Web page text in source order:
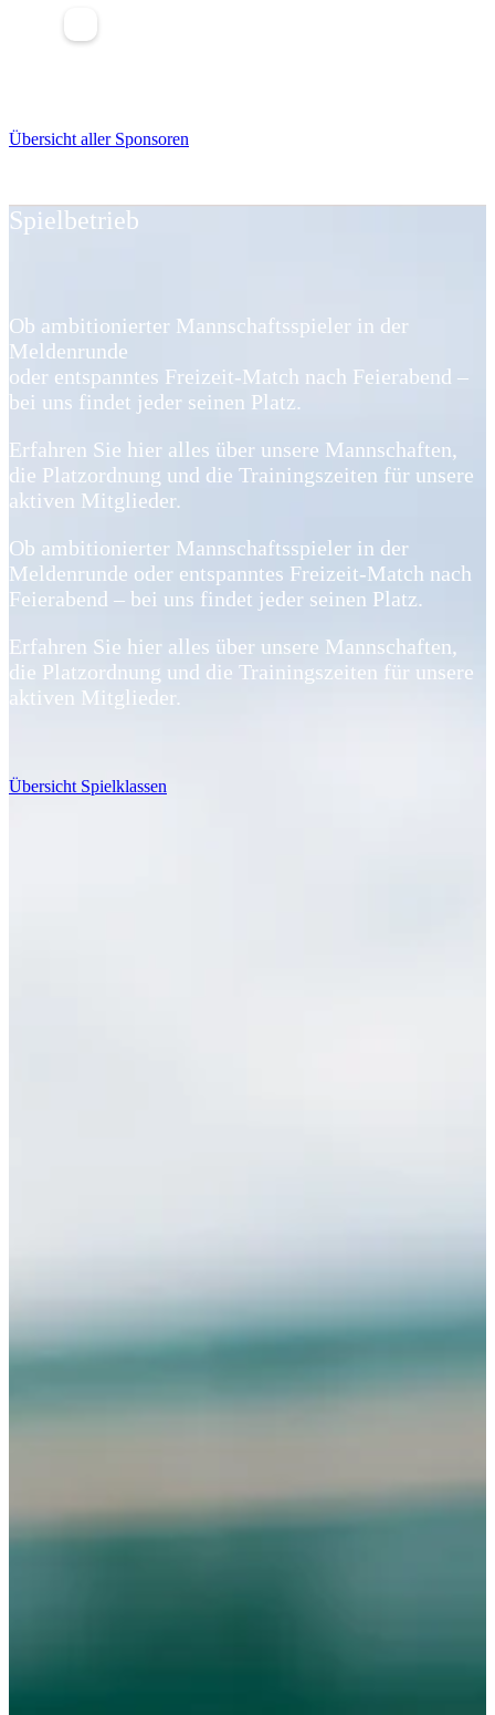
Übersicht aller Sponsoren
Spielbetrieb
Ob ambitionierter Mannschaftsspieler in der
Meldenrunde
oder entspanntes Freizeit-Match nach Feierabend –
bei uns findet jeder seinen Platz.
Erfahren Sie hier alles über unsere Mannschaften,
die Platzordnung und die Trainingszeiten für unsere
aktiven Mitglieder.
Ob ambitionierter Mannschaftsspieler in der
Meldenrunde oder entspanntes Freizeit-Match nach
Feierabend – bei uns findet jeder seinen Platz.
Erfahren Sie hier alles über unsere Mannschaften,
die Platzordnung und die Trainingszeiten für unsere
aktiven Mitglieder.
Übersicht Spielklassen